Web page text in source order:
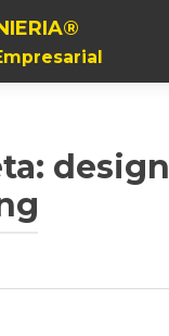
design